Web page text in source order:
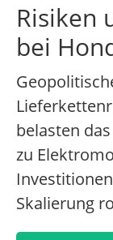
Risiken
bei
belasten
zu
Skalierung